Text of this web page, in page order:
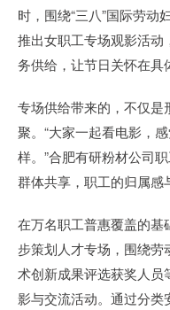
时，围绕“三八”国际劳动
推出女职工专场观影活动
务供给，让节日关怀在具
专场供给带来的，不仅是
聚。“大家一起看电影，
样。”合肥有研粉材公司
群体共享，职工的归属感
在万名职工普惠覆盖的基
步策划人才专场，围绕劳
术创新成果评选获奖人
影与交流活动。通过分类